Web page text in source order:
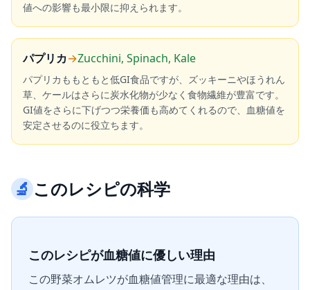
値への影響も最小限に抑えられます。
パプリカ→Zucchini, Spinach, Kale
パプリカももともと低GI食品ですが、ズッキーニやほうれん
草、ケールはさらに炭水化物が少なく食物繊維が豊富です。
GI値をさらに下げつつ栄養価も高めてくれるので、血糖値を
安定させるのに役立ちます。
🔬このレシピの科学
このレシピが血糖値に優しい理由
この野菜オムレツが血糖値管理に最適な理由は、